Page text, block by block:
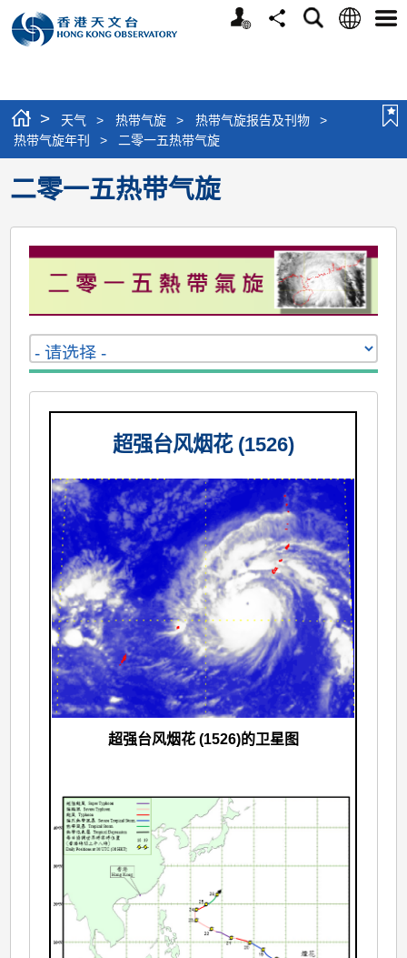
个
分
搜
语
选
> 天气 > 热带气旋 > 热带气旋报告及刊物
>
热带气旋年刊
> 二零一五热带气旋
二零一五热带气旋
超强台风烟花 (1526)
超强台风烟花 (1526)的卫星图